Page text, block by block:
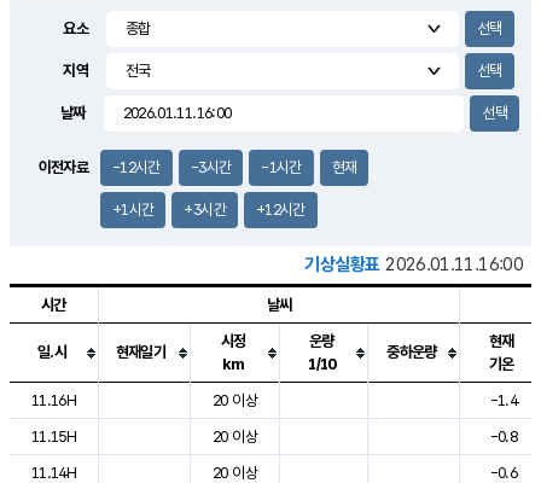
2.0m/s
요소
지역
날짜
이전자료 -12시간 -3시간 -1시간 현재
+1시간 +3시간 +12시간
기상실황표 2026.01.11.16:00
도시별 기상실황표로 지점, 날씨, 기온, 강수, 바람, 기압등을 안내한 표입
시간 날씨
일.시 현재일기
시정
km
운량
1/10
중하운량
현재
기온
11.16H
20 이상
-1.4
11.15H
20 이상
-0.8
11.14H
20 이상
-0.6